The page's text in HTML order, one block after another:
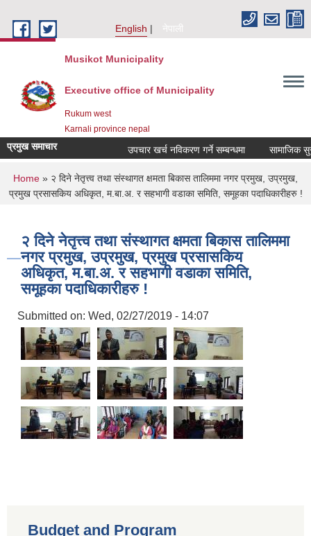
English
नेपाली
Musikot Municipality
Executive office of Municipality
Rukum west
Karnali province nepal
प्रमुख समाचार उपचार खर्च नविकरण गर्ने सम्बन्धमा
You are here
Home » २ दिने नेतृत्त्व तथा संस्थागत क्षमता बिकास तालिममा नगर प्रमुख, उप्रमुख,
प्रमुख प्रसासकिय अधिकृत, म.बा.अ. र सहभागी वडाका समिति, समूहका पदाधिकारीहरु !
२ दिने नेतृत्त्व तथा संस्थागत क्षमता बिकास तालिममा
नगर प्रमुख, उप्रमुख, प्रमुख प्रसासकिय
अधिकृत, म.बा.अ. र सहभागी वडाका समिति,
समूहका पदाधिकारीहरु !
Submitted on: Wed, 02/27/2019 - 14:07
Budget and Program